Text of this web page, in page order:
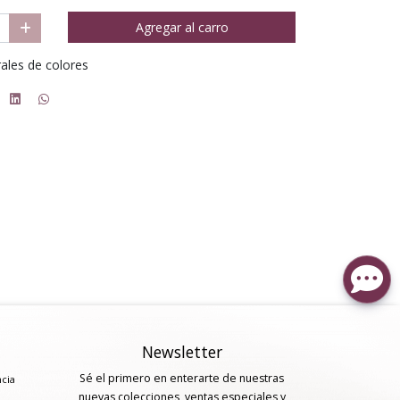
Agregar al carro
de colores
Newsletter
Sé el primero en enterarte de nuestras
nuevas colecciones, ventas especiales y